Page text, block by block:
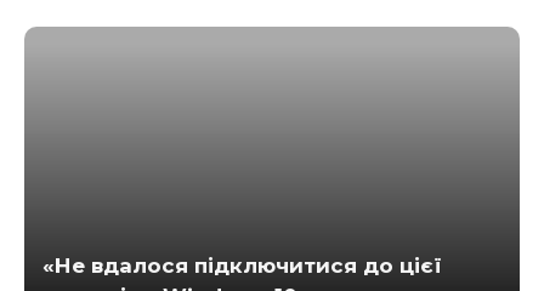
«Не вдалося підключитися до цієї